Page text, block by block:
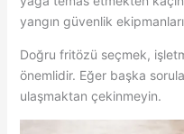
yangın güvenlik
Doğru fritözü seçmek,
önemlidir. Eğer başka
ulaşmaktan çekinmeyin.